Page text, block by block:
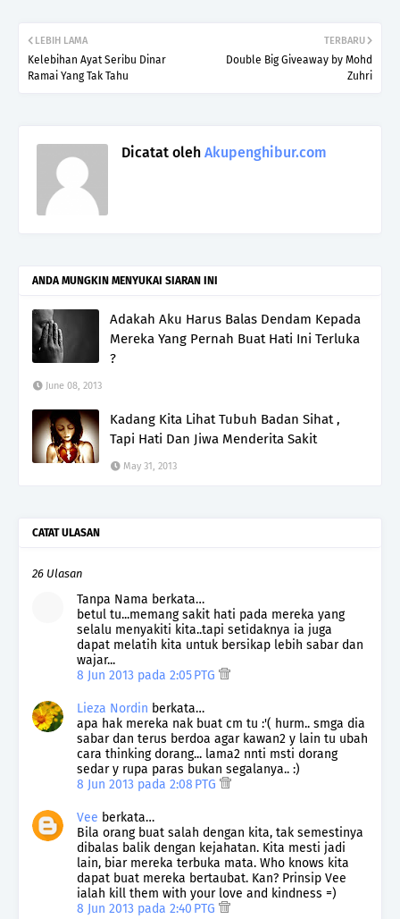
TERBARU
Double Big Giveaway by Mohd
Zuhri
LEBIH LAMA
Kelebihan Ayat Seribu Dinar
Ramai Yang Tak Tahu
Dicatat oleh Akupenghibur.com
ANDA MUNGKIN MENYUKAI SIARAN INI
Adakah Aku Harus Balas Dendam Kepada
Mereka Yang Pernah Buat Hati Ini Terluka
?
June 08, 2013
Kadang Kita Lihat Tubuh Badan Sihat ,
Tapi Hati Dan Jiwa Menderita Sakit
May 31, 2013
CATAT ULASAN
26 Ulasan
Tanpa Nama berkata…
betul tu...memang sakit hati pada mereka yang
selalu menyakiti kita..tapi setidaknya ia juga
dapat melatih kita untuk bersikap lebih sabar dan
wajar...
8 Jun 2013 pada 2:05 PTG
Lieza Nordin berkata…
apa hak mereka nak buat cm tu :'( hurm.. smga dia
sabar dan terus berdoa agar kawan2 y lain tu ubah
cara thinking dorang... lama2 nnti msti dorang
sedar y rupa paras bukan segalanya.. :)
8 Jun 2013 pada 2:08 PTG
Vee berkata…
Bila orang buat salah dengan kita, tak semestinya
dibalas balik dengan kejahatan. Kita mesti jadi
lain, biar mereka terbuka mata. Who knows kita
dapat buat mereka bertaubat. Kan? Prinsip Vee
ialah kill them with your love and kindness =)
8 Jun 2013 pada 2:40 PTG